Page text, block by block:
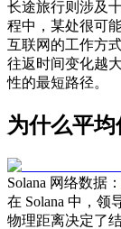
长途旅行则涉及
程中，某处很可
互联网的工作方
往返时间变化越
性的最短路径。
为什么平
Solana 网络数据：
在 Solana 中，领
物理距离决定了